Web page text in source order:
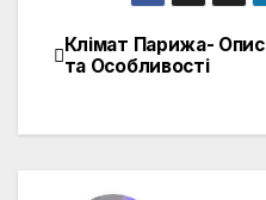
Post
Клімат Парижа- Опис
та Особливості